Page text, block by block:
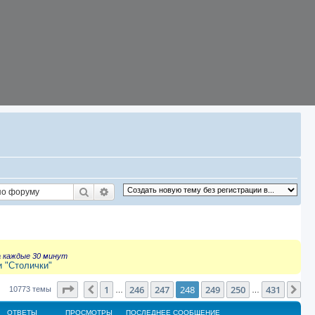
Поиск Расширенный поиск
каждые 30 минут
"Столички"
10773 темы Страница 248из 431
Пред.
1 246 247 248 249 250 431
ОТВЕТЫ ПРОСМОТРЫ ПОСЛЕДНЕЕ СООБЩЕНИЕ